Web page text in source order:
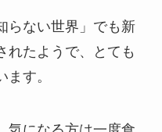
らない世界」でも新
れたようで、とても
す。